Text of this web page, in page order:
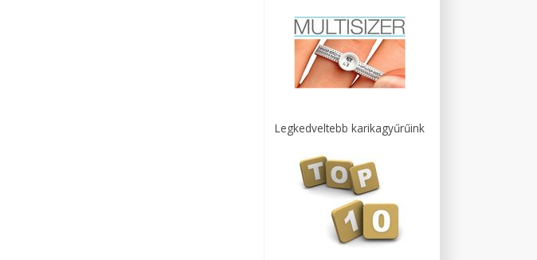
Legkedveltebb karikagyűrűink